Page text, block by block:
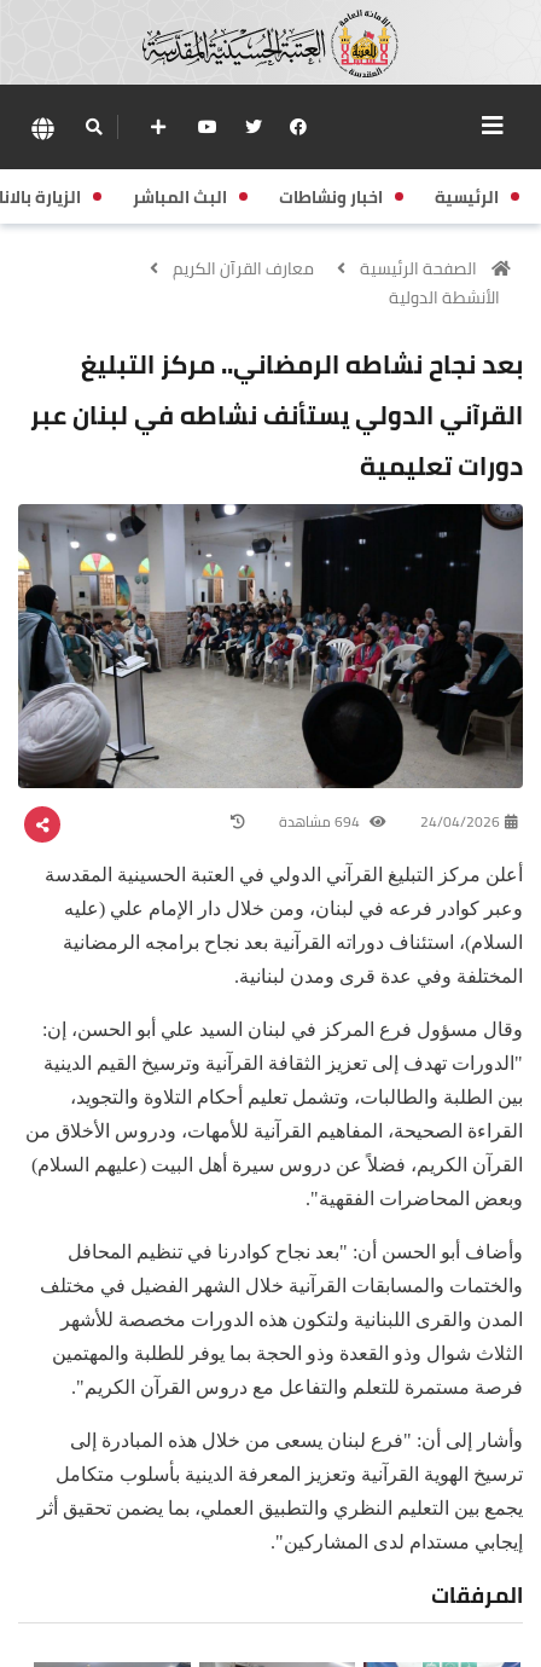
الرئيسية اخبار ونشاطات البث المباشر الزيارة
الصفحة الرئيسية
معارف القرآن الكريم
الأنشطة الدولية
بعد نجاح نشاطه الرمضاني.. مركز التبليغ
القرآني الدولي يستأنف نشاطه في لبنان عبر
دورات تعليمية
24/04/2026
أعلن مركز التبليغ القرآني الدولي في العتبة الحسينية المقدسة
وعبر كوادر فرعه في لبنان، ومن خلال دار الإمام علي (عليه
السلام)، استئناف دوراته القرآنية بعد نجاح برامجه الرمضانية
المختلفة وفي عدة قرى ومدن لبنانية.
وقال مسؤول فرع المركز في لبنان السيد علي أبو الحسن، إن:
"الدورات تهدف إلى تعزيز الثقافة القرآنية وترسيخ القيم الدينية
بين الطلبة والطالبات، وتشمل تعليم أحكام التلاوة والتجويد،
القراءة الصحيحة، المفاهيم القرآنية للأمهات، ودروس الأخلاق من
القرآن الكريم، فضلاً عن دروس سيرة أهل البيت (عليهم السلام)
وبعض المحاضرات الفقهية".
وأضاف أبو الحسن أن: "بعد نجاح كوادرنا في تنظيم المحافل
والختمات والمسابقات القرآنية خلال الشهر الفضيل في مختلف
المدن والقرى اللبنانية ولتكون هذه الدورات مخصصة للأشهر
الثلاث شوال وذو القعدة وذو الحجة بما يوفر للطلبة والمهتمين
فرصة مستمرة للتعلم والتفاعل مع دروس القرآن الكريم".
وأشار إلى أن: "فرع لبنان يسعى من خلال هذه المبادرة إلى
ترسيخ الهوية القرآنية وتعزيز المعرفة الدينية بأسلوب متكامل
يجمع بين التعليم النظري والتطبيق العملي، بما يضمن تحقيق أثر
إيجابي مستدام لدى المشاركين".
المرفقات